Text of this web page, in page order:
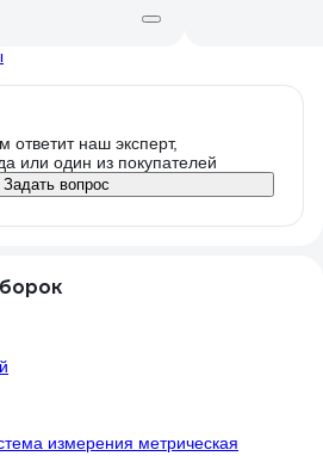
ответит наш эксперт,
или один из покупателей
Задать вопрос
измерения метрическая